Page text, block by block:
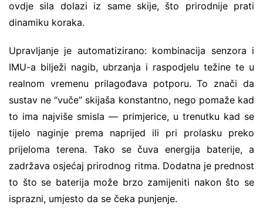
ovdje sila dolazi iz same skije, što prirodnije prati
dinamiku koraka.
Upravljanje je automatizirano: kombinacija senzora i
IMU-a bilježi nagib, ubrzanja i raspodjelu težine te u
realnom vremenu prilagođava potporu. To znači da
sustav ne “vuče” skijaša konstantno, nego pomaže kad
to ima najviše smisla — primjerice, u trenutku kad se
tijelo naginje prema naprijed ili pri prolasku preko
prijeloma terena. Tako se čuva energija baterije, a
zadržava osjećaj prirodnog ritma. Dodatna je prednost
to što se baterija može brzo zamijeniti nakon što se
isprazni, umjesto da se čeka punjenje.